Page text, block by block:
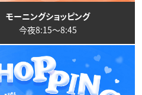
モーニングショッピング
今夜8:15〜8:45